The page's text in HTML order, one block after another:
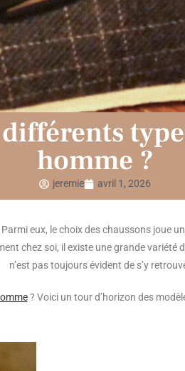
homme ?
jeremie avril 1, 2026
eux, le choix des chaussons joue
chez soi, il existe une grande variété
n’est pas toujours évident de s’y
? Voici un tour d’horizon des